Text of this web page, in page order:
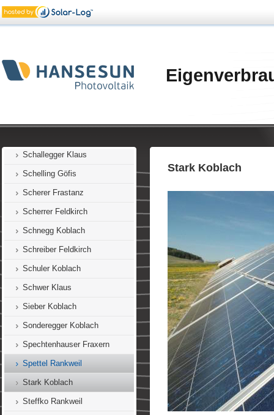
Salzgeber Feldkirch
Schallegger Klaus
Schelling Göfis
Scherer Frastanz
Scherrer Feldkirch
Schnegg Koblach
Schreiber Feldkirch
Schuler Koblach
Schwer Klaus
Sieber Koblach
Sonderegger Koblach
Spechtenhauser Fraxern
Spettel Rankweil
Stark Koblach
Steffko Rankweil
Stark Koblach